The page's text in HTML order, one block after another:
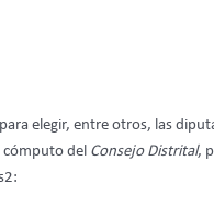
elegir, entre otros, las
cómputo del Consejo Distrital,